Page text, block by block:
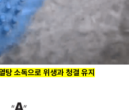
탕 소독으로 위생과 청결 유지